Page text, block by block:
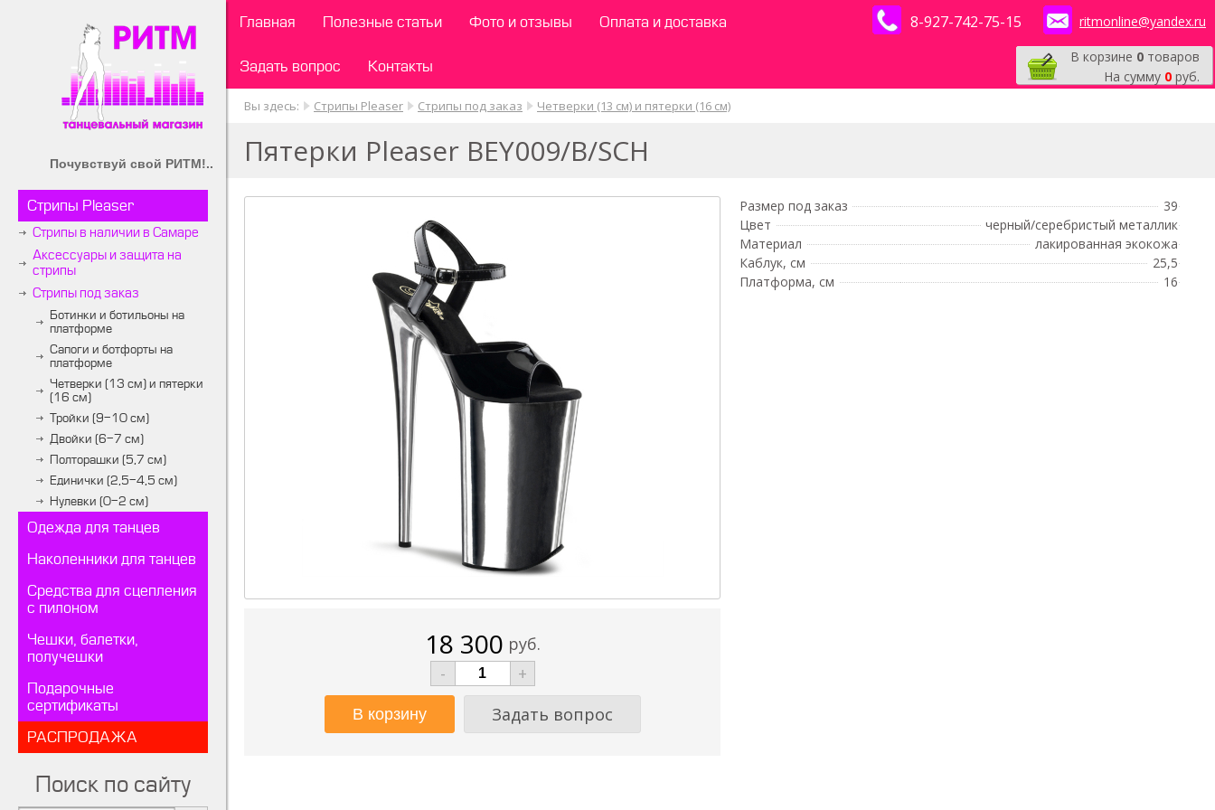
Почувствуй свой РИТМ!..
Стрипы Pleaser
Стрипы в наличии в Самаре
Аксессуары и защита на
стрипы
Стрипы под заказ
Ботинки и ботильоны на
платформе
Сапоги и ботфорты на
платформе
Четверки (13 см) и пятерки
(16 см)
Тройки (9-10 см)
Двойки (6-7 см)
Полторашки (5,7 см)
Единички (2,5-4,5 см)
Нулевки (0-2 см)
Одежда для танцев
Наколенники для танцев
Средства для сцепления
с пилоном
Чешки, балетки,
получешки
Подарочные
сертификаты
РАСПРОДАЖА
Поиск по сайту
Главная Полезные статьи Фото и отзывы Оплата и доставка
Задать вопрос Контакты
8-927-742-75-15 ritmonline@yandex.ru
В корзине 0 товаров
На сумму 0 руб.
Вы здесь: Стрипы Pleaser Стрипы под заказ Четверки (13 см) и пятерки (16 см)
Пятерки Pleaser BEY009/B/SCH
18 300 руб.
-
+
Задать вопрос
Размер под заказ
39
Цвет
черный/серебристый металлик
Материал
лакированная экокожа
Каблук, см
25,5
Платформа, см
16